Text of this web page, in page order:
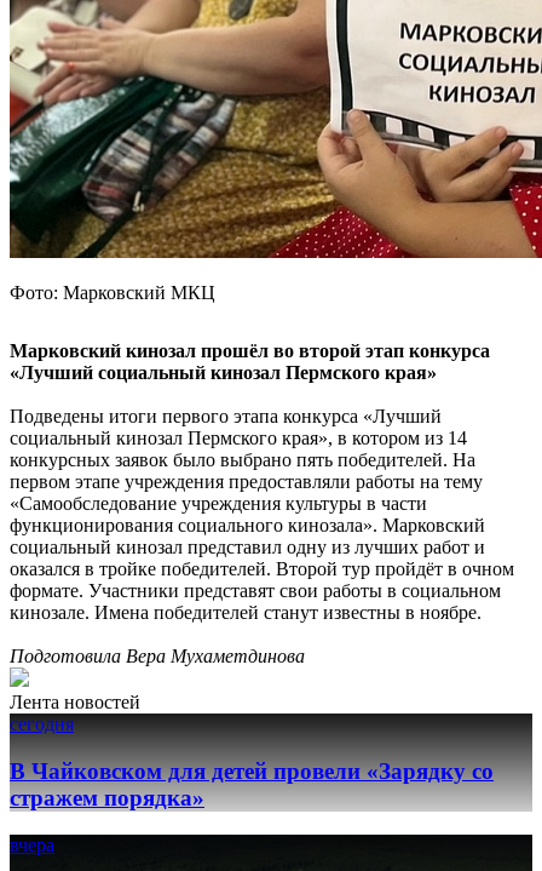
Фото: Марковский МКЦ
Марковский кинозал прошёл во второй этап конкурса
«Лучший социальный кинозал Пермского края»
Подведены итоги первого этапа конкурса «Лучший
социальный кинозал Пермского края», в котором из 14
конкурсных заявок было выбрано пять победителей. На
первом этапе учреждения предоставляли работы на тему
«Самообследование учреждения культуры в части
функционирования социального кинозала». Марковский
социальный кинозал представил одну из лучших работ и
оказался в тройке победителей. Второй тур пройдёт в очном
формате. Участники представят свои работы в социальном
кинозале. Имена победителей станут известны в ноябре.
Подготовила Вера Мухаметдинова
Лента новостей
сегодня
В Чайковском для детей провели «Зарядку со
стражем порядка»
вчера